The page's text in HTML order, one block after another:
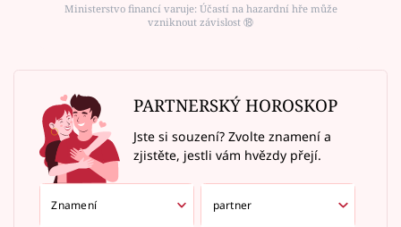
Ministerstvo financí varuje: Účastí na hazardní hře může
vzniknout závislost ⑱
PARTNERSKÝ HOROSKOP
Jste si souzení? Zvolte znamení a
zjistěte, jestli vám hvězdy přejí.